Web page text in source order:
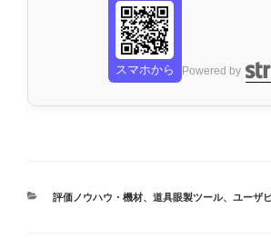
スマホから Powered by
カ
評価ノウハウ・機材、 道具眼製ツール、 ユーザ